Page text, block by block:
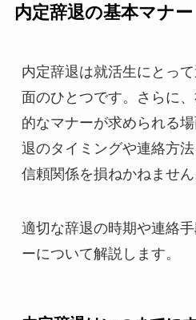
内定辞退の基本マナー
内定辞退は就活生にとっ
面のひとつです。さらに
的なマナーが求められる
退のタイミングや連絡方
信頼関係を損ねかねません
適切な辞退の時期や連絡
ーについて解説します。